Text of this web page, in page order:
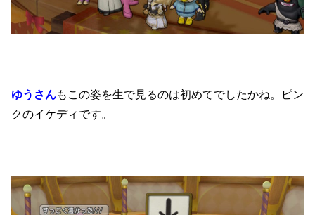
ゆうさんもこの姿を生で見るのは初めてでしたかね。ピン
クのイケディです。